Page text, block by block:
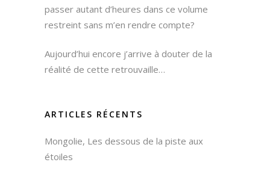
passer autant d’heures dans ce volume
restreint sans m’en rendre compte?
Aujourd’hui encore j’arrive à douter de la
réalité de cette retrouvaille…
ARTICLES RÉCENTS
Mongolie, Les dessous de la piste aux
étoiles